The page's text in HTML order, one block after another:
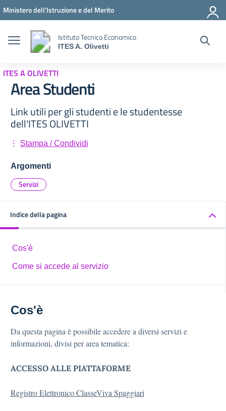
Ministero dell'Istruzione e del Merito
Istituto Tecnico Economico
ITES A. Olivetti
ITES A OLIVETTI
Area Studenti
Link utili per gli studenti e le studentesse
dell'ITES OLIVETTI
Stampa / Condividi
Argomenti
Servizi
Indice della pagina
Cos'è
Come si accede al servizio
Cos'è
Da questa pagina è possibile accedere a diversi servizi e
informazioni, divisi per area tematica:
ACCESSO ALLE PIATTAFORME
Registro Elettronico ClasseViva Spaggiari